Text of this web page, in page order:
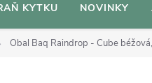
KYTKU NOVINKY
Obal Baq Raindrop - Cube